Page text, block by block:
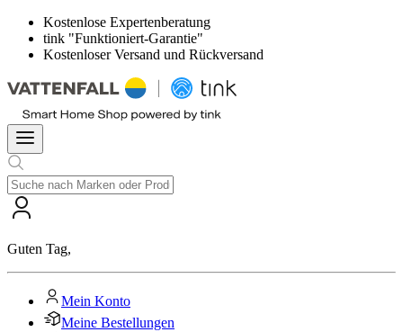
Kostenlose Expertenberatung
tink "Funktioniert-Garantie"
Kostenloser Versand und Rückversand
Guten Tag,
Mein Konto
Meine Bestellungen